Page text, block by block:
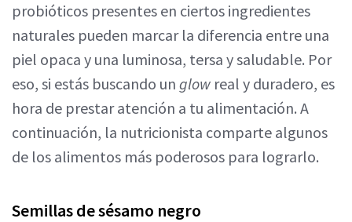
probióticos presentes en ciertos ingredientes
naturales pueden marcar la diferencia entre una
piel opaca y una luminosa, tersa y saludable. Por
eso, si estás buscando un glow real y duradero, es
hora de prestar atención a tu alimentación. A
continuación, la nutricionista comparte algunos
de los alimentos más poderosos para lograrlo.
Semillas de sésamo negro